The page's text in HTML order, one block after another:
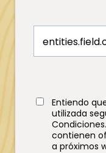
Entiendo
utilizada
Condiciones
contienen
a próximos